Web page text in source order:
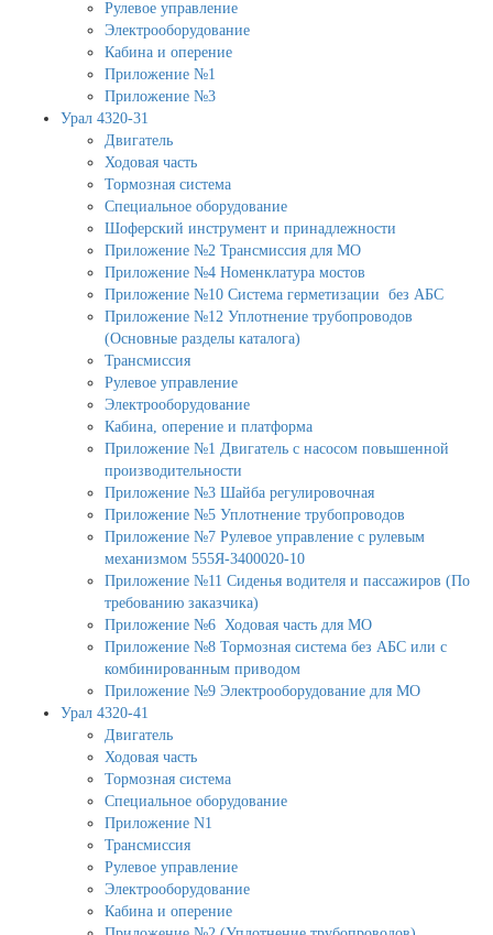
Рулевое управление
Электрооборудование
Кабина и оперение
Приложение №1
Приложение №3
Урал 4320-31
Двигатель
Ходовая часть
Тормозная система
Специальное оборудование
Шоферский инструмент и принадлежности
Приложение №2 Трансмиссия для МО
Приложение №4 Номенклатура мостов
Приложение №10 Система герметизации без АБС
Приложение №12 Уплотнение трубопроводов
(Основные разделы каталога)
Трансмиссия
Рулевое управление
Электрооборудование
Кабина, оперение и платформа
Приложение №1 Двигатель с насосом повышенной
производительности
Приложение №3 Шайба регулировочная
Приложение №5 Уплотнение трубопроводов
Приложение №7 Рулевое управление с рулевым
механизмом 555Я-3400020-10
Приложение №11 Сиденья водителя и пассажиров (По
требованию заказчика)
Приложение №6 Ходовая часть для МО
Приложение №8 Тормозная система без АБС или с
комбинированным приводом
Приложение №9 Электрооборудование для МО
Урал 4320-41
Двигатель
Ходовая часть
Тормозная система
Специальное оборудование
Приложение N1
Трансмиссия
Рулевое управление
Электрооборудование
Кабина и оперение